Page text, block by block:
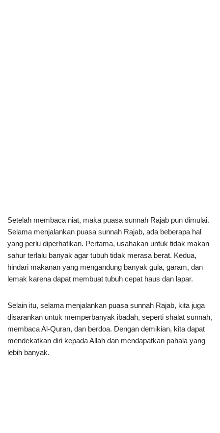
Setelah membaca niat, maka puasa sunnah Rajab pun dimulai.
Selama menjalankan puasa sunnah Rajab, ada beberapa hal
yang perlu diperhatikan. Pertama, usahakan untuk tidak makan
sahur terlalu banyak agar tubuh tidak merasa berat. Kedua,
hindari makanan yang mengandung banyak gula, garam, dan
lemak karena dapat membuat tubuh cepat haus dan lapar.
Selain itu, selama menjalankan puasa sunnah Rajab, kita juga
disarankan untuk memperbanyak ibadah, seperti shalat sunnah,
membaca Al-Quran, dan berdoa. Dengan demikian, kita dapat
mendekatkan diri kepada Allah dan mendapatkan pahala yang
lebih banyak.